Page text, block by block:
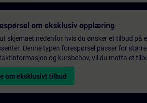
om eksklusiv opplæring
skjemaet nedenfor hvis du ønsker et tilbud på
Denne typen forespørsel passer for
og kursbehov, vil du motta et
om eksklusivt tilbud